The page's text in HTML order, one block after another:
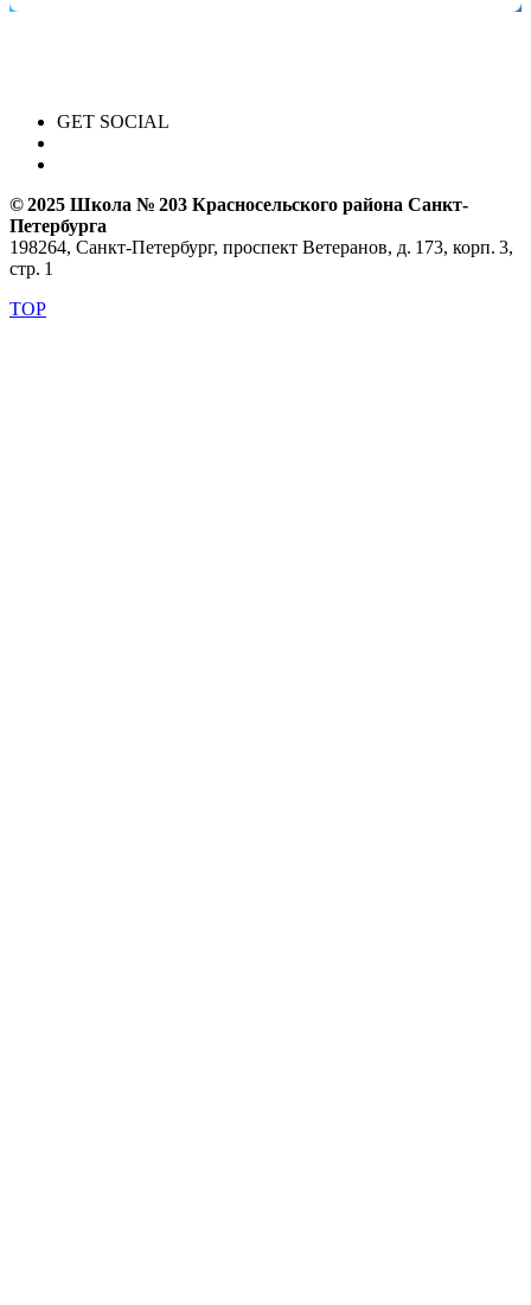
GET SOCIAL
© 2025 Школа № 203 Красносельского района Санкт-
Петербурга
198264, Санкт-Петербург, проспект Ветеранов, д. 173, корп. 3,
стр. 1
TOP